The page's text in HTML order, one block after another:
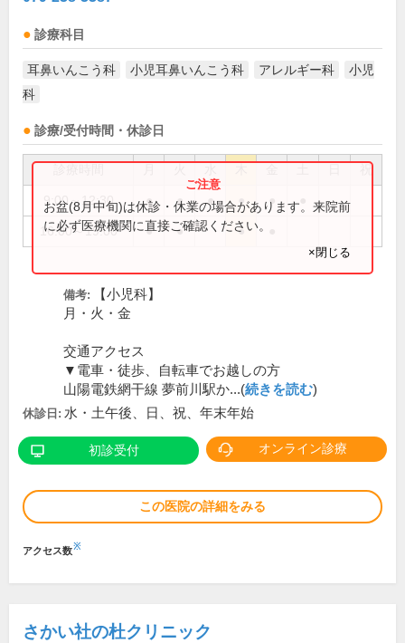
診療科目
耳鼻いんこう科 小児耳鼻いんこう科 アレルギー科
小児
科
診療/受付時間・休診日
祝
9:00～12:30 ● ● ● ● ●
16:00～19:00 ● ● ●
お盆(8月中旬)は休診・休業の場合があります。来院前
に必ず医療機関に直接ご確認ください。
×閉じる
備考:
【小児科】
月・火・金
交通アクセス
▼電車・徒歩、自転車でお越しの方
山陽電鉄網干線 夢前川駅か...(続きを読む)
休診日: 水・土午後、日、祝、年末年始
初診受付 オンライン診療
この医院の詳細をみる
アクセス数※
さかい社の杜クリニック